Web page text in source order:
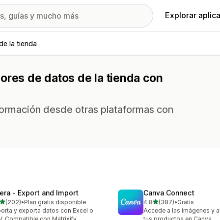
Explorar
la tienda
de datos de la tienda con
desde otras plataformas con
‑ Export and Import
5 estrellas
(202)
reseñas en total
•Plan gratis disponible
y exporta datos con Excel o
Canva Connect
4.8de 5 estrellas
(387)
387 reseñas en total
•Gratis
Accede a las imágenes y